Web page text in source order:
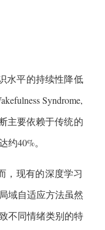
水平的持续性降低
Syndrome,
主要依赖于传统的
40%。
，现有的深度学习
域自适应方法虽然
不同情绪类别的特